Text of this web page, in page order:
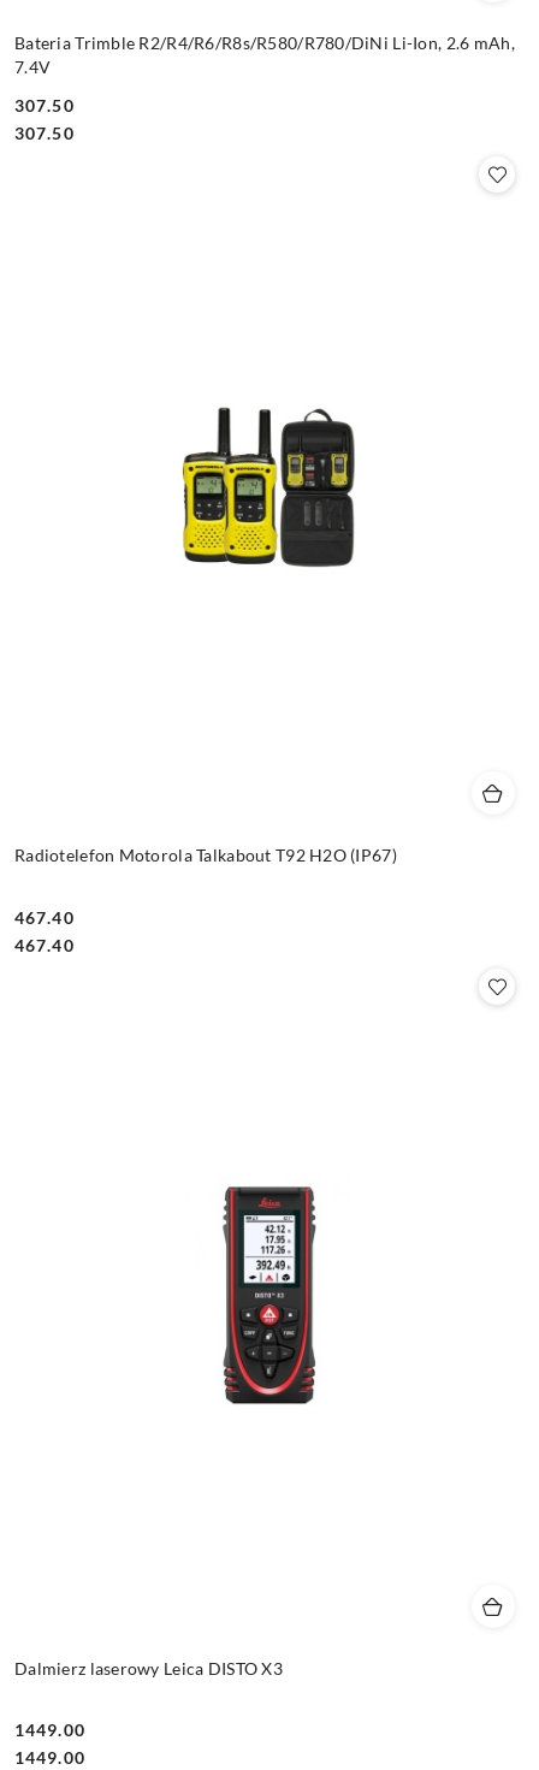
Bateria Trimble R2/R4/R6/R8s/R580/R780/DiNi Li-Ion, 2.6 mAh,
7.4V
Cena:
307.50
Cena:
307.50
Radiotelefon Motorola Talkabout T92 H2O (IP67)
Cena:
467.40
Cena:
467.40
Dalmierz laserowy Leica DISTO X3
Cena:
1449.00
Cena:
1449.00